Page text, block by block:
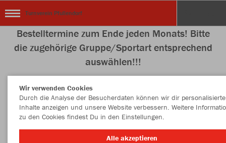
Turnverein Pfullendorf
Bestelltermine zum Ende jeden Monats! Bitte
die zugehörige Gruppe/Sportart entsprechend
auswählen!!!
Nachhaltig Farbe
Wir verwenden Cookies
Durch die Analyse der Besucherdaten können wir dir personalisierte
Inhalte anzeigen und unsere Website verbessern. Weitere
zu den Cookies findest Du in den Einstellungen.
Alle akzeptieren